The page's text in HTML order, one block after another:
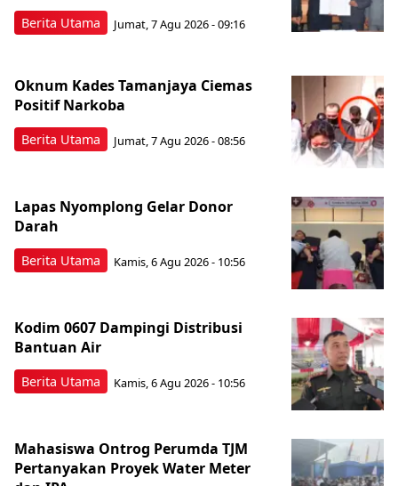
Berita Utama Jumat, 7 Agu 2026 - 09:16
Berita Utama
Oknum Kades Tamanjaya Ciemas
Positif Narkoba
Jumat, 7 Agu 2026 - 08:56
Berita Utama
Lapas Nyomplong Gelar Donor
Darah
Kamis, 6 Agu 2026 - 10:56
Berita Utama
Kodim 0607 Dampingi Distribusi
Bantuan Air
Kamis, 6 Agu 2026 - 10:56
Mahasiswa Ontrog Perumda TJM
Pertanyakan Proyek Water Meter